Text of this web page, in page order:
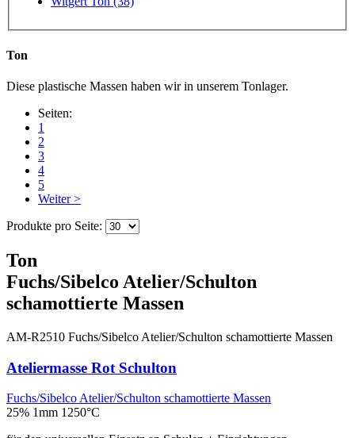
Ton
Diese plastische Massen haben wir in unserem Tonlager.
Seiten:
1
2
3
4
5
Weiter >
Produkte pro Seite:
Ton
Fuchs/Sibelco Atelier/Schulton
schamottierte Massen
AM-R2510 Fuchs/Sibelco Atelier/Schulton schamottierte Massen
Ateliermasse Rot Schulton
Fuchs/Sibelco Atelier/Schulton schamottierte Massen
25% 1mm 1250°C